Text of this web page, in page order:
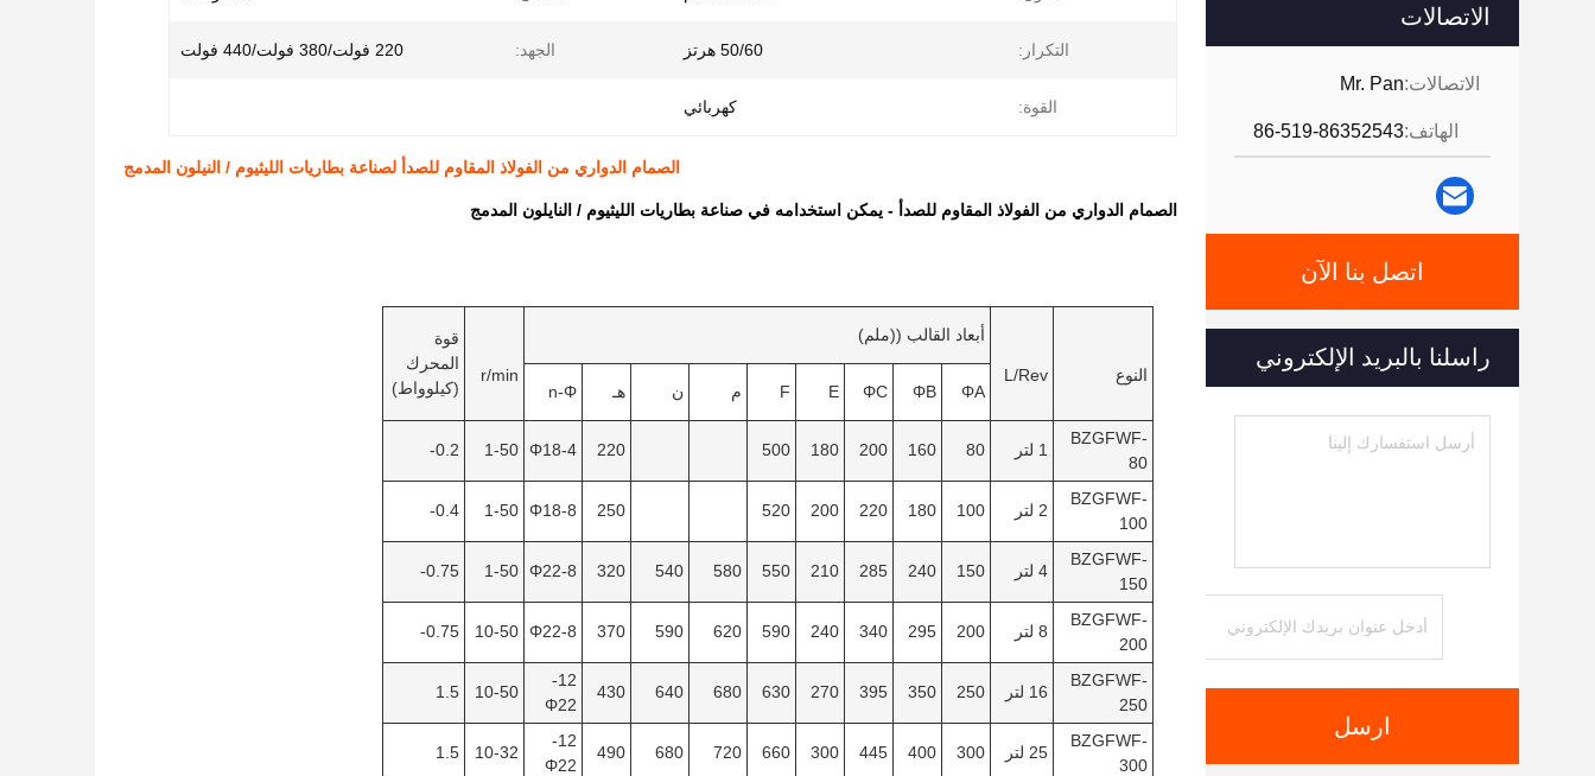
الاتصالات
الاتصالات:Mr. Pan
الهاتف:86-519-86352543
اتصل بنا الآن
راسلنا بالبريد الإلكتروني
ارسل
التكرار: 50/60 هرتز الجهد: 220 فولت/380 فولت/440 فولت
القوة: كهربائي
الصمام الدواري من الفولاذ المقاوم للصدأ لصناعة بطاريات الليثيوم / النيلون المدمج
الصمام الدواري من الفولاذ المقاوم للصدأ - يمكن استخدامه في صناعة بطاريات الليثيوم / النايلون المدمج
النوع L/Rev
أبعاد القالب ((ملم)
r/min
قوة
المحرك
(كيلوواط)
ΦA
ΦB
ΦC
E
F م ن هـ n-Φ
BZGFWF-
80
1 لتر 80
160
200
180
500
220
4-Φ18
1-50
0.2-
BZGFWF-
100
2 لتر 100
180
220
200
520
250
8-Φ18
1-50
0.4-
BZGFWF-
150
4 لتر 150
240
285
210
550
580
540
320
8-Φ22
1-50
0.75-
BZGFWF-
200
8 لتر 200
295
340
240
590
620
590
370
8-Φ22
10-50
0.75-
BZGFWF-
250
16 لتر 250
350
395
270
630
680
640
430
12-
Φ22
10-50
1.5
BZGFWF-
300
25 لتر 300
400
445
300
660
720
680
490
12-
Φ22
10-32
1.5